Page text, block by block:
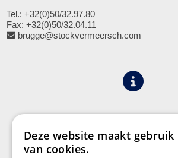
Tel.: +32(0)50/32.97.80
Fax: +32(0)50/32.04.11
brugge@stockvermeersch.com
Deze website maakt gebruik
van cookies.